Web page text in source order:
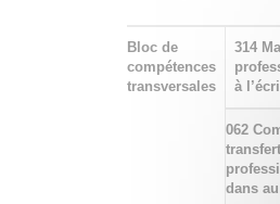
Bloc de
compétences
transversales
314
à
062
dans